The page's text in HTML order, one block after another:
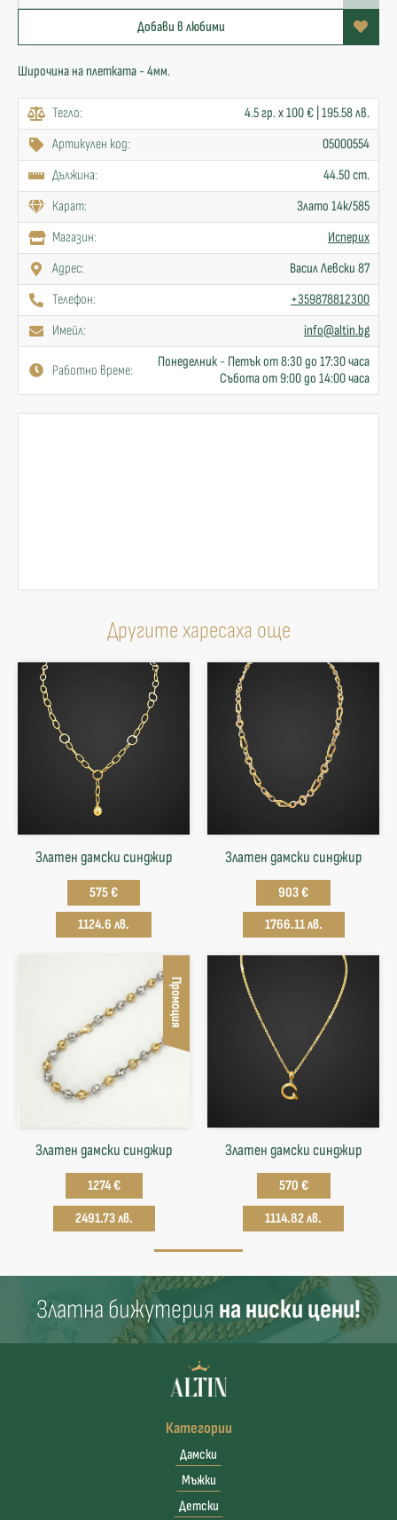
Добави в любими
Широчина на плетката - 4мм.
Тегло:
4.5 гр. x 100 € | 195.58 лв.
Артикулен код:
05000554
Дължина:
44.50 cm.
Карат:
Злато 14к/585
Mагазин:
Исперих
Адрес:
Васил Левски 87
Телефон:
+359878812300
Имейл:
info@altin.bg
Работно време:
Понеделник - Петък от 8:30 до 17:30 часа
Събота от 9:00 до 14:00 часа
Другите харесаха още
Златен дамски синджир
575 €
1124.6 лв.
Златен дамски синджир
903 €
1766.11 лв.
Промоция
Златен дамски синджир
1274 €
2491.73 лв.
Златен дамски синджир
570 €
1114.82 лв.
Златна бижутерия на ниски цени!
Категории
Дамски
Мъжки
Детски